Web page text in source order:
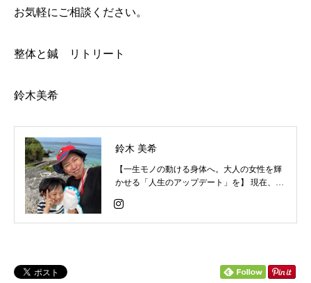
お気軽にご相談ください。
整体と鍼 リトリート
鈴木美希
鈴木 美希
【一生モノの動ける身体へ。大人の女性を輝
かせる「人生のアップデート」を】 現在、二
傍ら、荒川総合スポーツセンターや三菱養和
にて現役のインストラクターとして活動して